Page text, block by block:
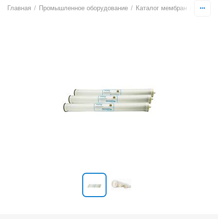
Главная / Промышленное оборудование / Каталог мембран